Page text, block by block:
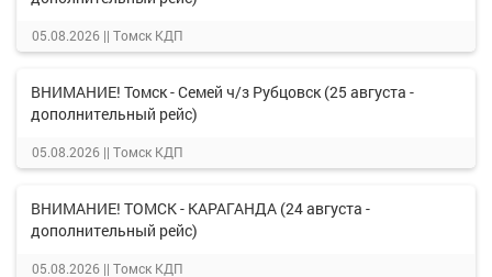
05.08.2026 || Томск КДП
ВНИМАНИЕ! Томск - Семей ч/з Рубцовск (25 августа -
дополнительный рейс)
05.08.2026 || Томск КДП
ВНИМАНИЕ! ТОМСК - КАРАГАНДА (24 августа -
дополнительный рейс)
05.08.2026 || Томск КДП